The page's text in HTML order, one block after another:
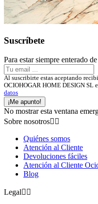
Suscríbete
Para estar siempre enterado
Al suscribirte estas aceptando
OCIOHOGAR HOME DESIGN SL
datos
¡Me apunto!
No mostrar esta ventana
Sobre nosotros 
Quiénes somos
Atención al Cliente
Devoluciones fáciles
Atención al Cliente
Blog
Legal 